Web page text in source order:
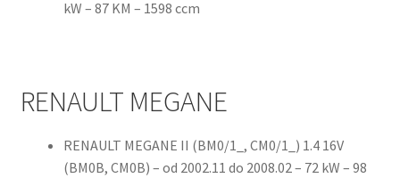
kW – 87 KM – 1598 ccm
RENAULT MEGANE
RENAULT MEGANE II (BM0/1_, CM0/1_) 1.4 16V
(BM0B, CM0B) – od 2002.11 do 2008.02 – 72 kW – 98